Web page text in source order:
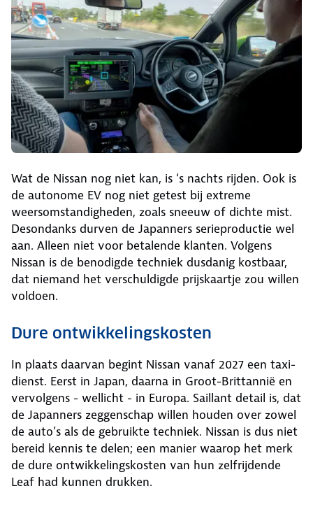
Wat de Nissan nog niet kan, is ‘s nachts rijden. Ook is
de autonome EV nog niet getest bij extreme
weersomstandigheden, zoals sneeuw of dichte mist.
Desondanks durven de Japanners serieproductie wel
aan. Alleen niet voor betalende klanten. Volgens
Nissan is de benodigde techniek dusdanig kostbaar,
dat niemand het verschuldigde prijskaartje zou willen
voldoen.
Dure ontwikkelingskosten
In plaats daarvan begint Nissan vanaf 2027 een taxi-
dienst. Eerst in Japan, daarna in Groot-Brittannië en
vervolgens - wellicht - in Europa. Saillant detail is, dat
de Japanners zeggenschap willen houden over zowel
de auto’s als de gebruikte techniek. Nissan is dus niet
bereid kennis te delen; een manier waarop het merk
de dure ontwikkelingskosten van hun zelfrijdende
Leaf had kunnen drukken.